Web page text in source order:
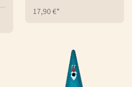
17,90 €*